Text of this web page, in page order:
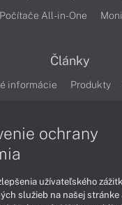
Počítače All-in-One
Články
informácie Produkty
Možnosti
Servisné služby
ochrany
užívateľského
služieb na našej stránke